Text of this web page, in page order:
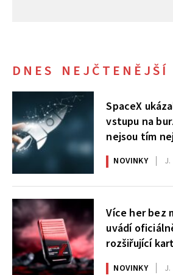
DNES NEJČTENĚJŠÍ
SpaceX
vstupu na
nejsou tím
NOVINKY
Více her bez
uvádí
rozšiřující
X|S
NOVINKY